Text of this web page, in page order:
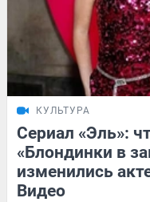
КУЛЬТУРА
Сериал «Эль»:
«Блондинки в
изменились
Видео